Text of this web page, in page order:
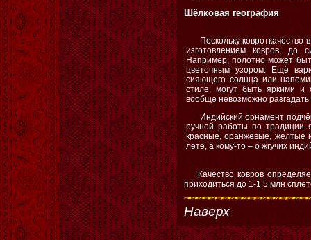
Шёлковая география
Поскольку
изготовлением ковров, до
Например, полотно может
цветочным узором. Ещё
сияющего солнца или
стиле, могут быть яркими и
вообще невозможно
Индийский орнамент
ручной работы по традиции
красные, оранжевые, жёлтые
лете, а кому-то – о жгучих
Качество ковров
приходиться до 1-1,5 млн
Наверх